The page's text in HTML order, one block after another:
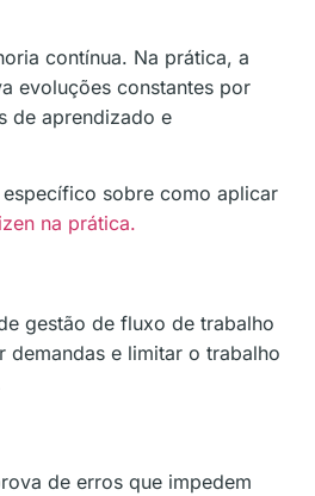
contínua. Na prática, a
evoluções constantes por
de aprendizado e
sobre como aplicar
na prática.
gestão de fluxo de trabalho
demandas e limitar o trabalho
de erros que impedem